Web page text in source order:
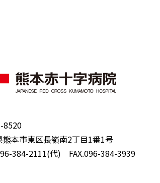
8520
熊本市東区長嶺南2丁目1番1号
384-2111(代) FAX.096-384-3939